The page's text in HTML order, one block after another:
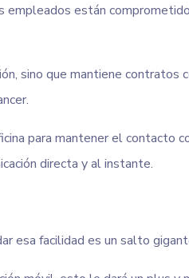
están
sino que mantiene contratos
para mantener el contacto
directa y al instante.
esa facilidad es un salto